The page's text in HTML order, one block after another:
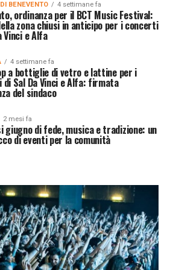
BENEVENTO 4 settimane fa
ordinanza per il BCT Music Festival:
zona chiusi in anticipo per i concerti
Vinci e Alfa
4 settimane fa
a bottiglie di vetro e lattine per i
Sal Da Vinci e Alfa: firmata
del sindaco
2 mesi fa
giugno di fede, musica e tradizione: un
di eventi per la comunità